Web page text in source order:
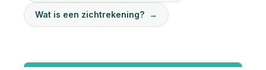
Wat is een zichtrekening? →